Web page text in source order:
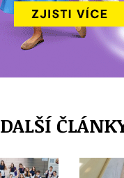
DALŠÍ